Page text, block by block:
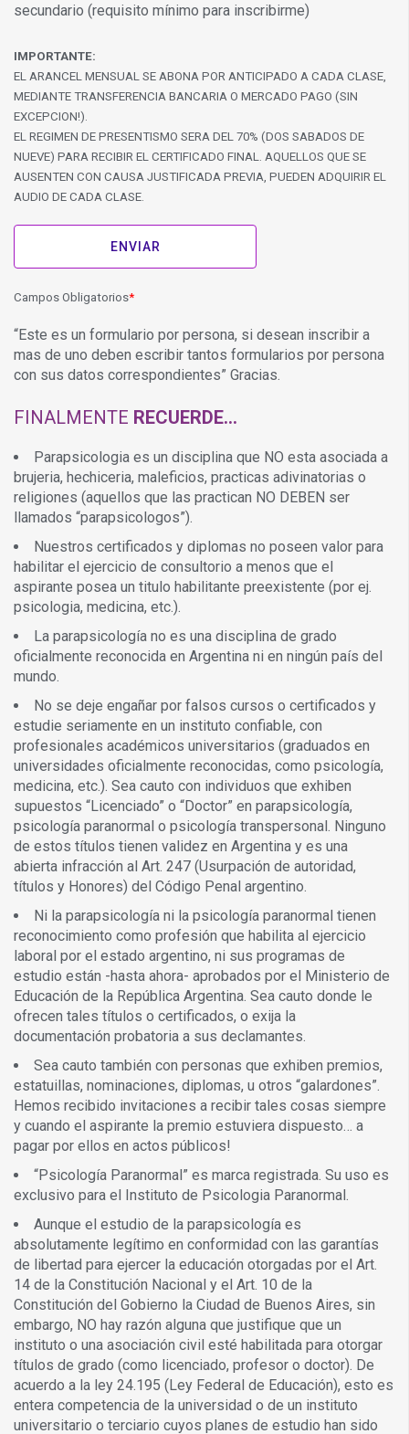
secundario (requisito mínimo para inscribirme)
IMPORTANTE:
EL ARANCEL MENSUAL SE ABONA POR ANTICIPADO A CADA CLASE,
MEDIANTE TRANSFERENCIA BANCARIA O MERCADO PAGO (SIN
EXCEPCION!).
EL REGIMEN DE PRESENTISMO SERA DEL 70% (DOS SABADOS DE
NUEVE) PARA RECIBIR EL CERTIFICADO FINAL. AQUELLOS QUE SE
AUSENTEN CON CAUSA JUSTIFICADA PREVIA, PUEDEN ADQUIRIR EL
AUDIO DE CADA CLASE.
Campos Obligatorios
“Este es un formulario por persona, si desean inscribir a
mas de uno deben escribir tantos formularios por persona
con sus datos correspondientes” Gracias.
FINALMENTE RECUERDE…
Parapsicologia es un disciplina que NO esta asociada a
brujeria, hechiceria, maleficios, practicas adivinatorias o
religiones (aquellos que las practican NO DEBEN ser
llamados “parapsicologos”).
Nuestros certificados y diplomas no poseen valor para
habilitar el ejercicio de consultorio a menos que el
aspirante posea un titulo habilitante preexistente (por ej.
psicologia, medicina, etc.).
La parapsicología no es una disciplina de grado
oficialmente reconocida en Argentina ni en ningún país del
mundo.
No se deje engañar por falsos cursos o certificados y
estudie seriamente en un instituto confiable, con
profesionales académicos universitarios (graduados en
universidades oficialmente reconocidas, como psicología,
medicina, etc.). Sea cauto con individuos que exhiben
supuestos “Licenciado” o “Doctor” en parapsicología,
psicología paranormal o psicología transpersonal. Ninguno
de estos títulos tienen validez en Argentina y es una
abierta infracción al Art. 247 (Usurpación de autoridad,
títulos y Honores) del Código Penal argentino.
Ni la parapsicología ni la psicología paranormal tienen
reconocimiento como profesión que habilita al ejercicio
laboral por el estado argentino, ni sus programas de
estudio están -hasta ahora- aprobados por el Ministerio de
Educación de la República Argentina. Sea cauto donde le
ofrecen tales títulos o certificados, o exija la
documentación probatoria a sus declamantes.
Sea cauto también con personas que exhiben premios,
estatuillas, nominaciones, diplomas, u otros “galardones”.
Hemos recibido invitaciones a recibir tales cosas siempre
y cuando el aspirante la premio estuviera dispuesto… a
pagar por ellos en actos públicos!
“Psicología Paranormal” es marca registrada. Su uso es
exclusivo para el Instituto de Psicologia Paranormal.
Aunque el estudio de la parapsicología es
absolutamente legítimo en conformidad con las garantías
de libertad para ejercer la educación otorgadas por el Art.
14 de la Constitución Nacional y el Art. 10 de la
Constitución del Gobierno la Ciudad de Buenos Aires, sin
embargo, NO hay razón alguna que justifique que un
instituto o una asociación civil esté habilitada para otorgar
títulos de grado (como licenciado, profesor o doctor). De
acuerdo a la ley 24.195 (Ley Federal de Educación), esto es
entera competencia de la universidad o de un instituto
universitario o terciario cuyos planes de estudio han sido